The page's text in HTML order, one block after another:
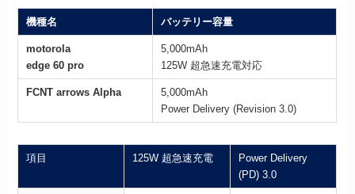
機種名 バッテリー容量
motorola
edge 60 pro
5,000mAh
125W 超急速充電対応
FCNT arrows Alpha
5,000mAh
Power Delivery (Revision 3.0)
項目 125W 超急速充電
Power Delivery
(PD) 3.0